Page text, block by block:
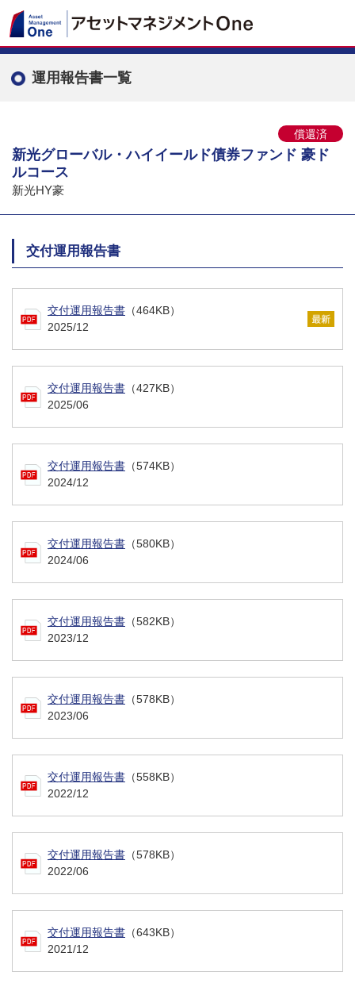
運用報告書一覧
償還済
新光グローバル・ハイイールド債券ファンド 豪ド
ルコース
新光HY豪
交付運用報告書
交付運用報告書 （464KB）
2025/12
交付運用報告書 （427KB）
2025/06
交付運用報告書 （574KB）
2024/12
交付運用報告書 （580KB）
2024/06
交付運用報告書 （582KB）
2023/12
交付運用報告書 （578KB）
2023/06
交付運用報告書 （558KB）
2022/12
交付運用報告書 （578KB）
2022/06
交付運用報告書 （643KB）
2021/12